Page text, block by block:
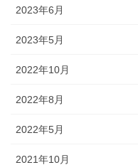
2023年6月
2023年5月
2022年10月
2022年8月
2022年5月
2021年10月
知ってる？石
棒のついた巨大な燈籠（御